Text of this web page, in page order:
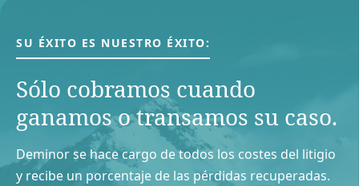
SU ÉXITO ES NUESTRO ÉXITO:
Sólo cobramos cuando
ganamos o transamos su caso.
Deminor se hace cargo de todos los costes del litigio
y recibe un porcentaje de las pérdidas recuperadas.